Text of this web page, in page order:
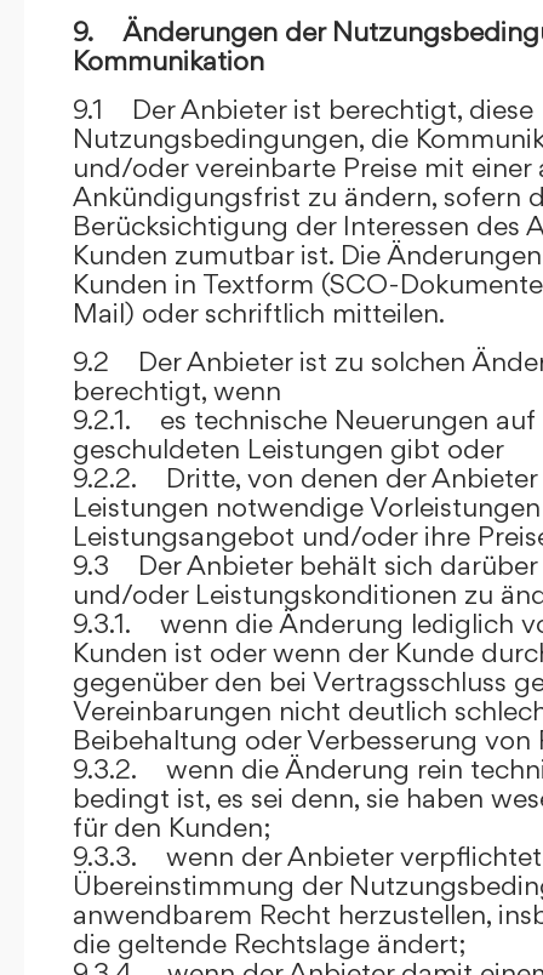
9. Änderungen der
Kommunikation
9.1 Der Anbieter ist berechtigt, diese
Nutzungsbedingungen, die
und/oder vereinbarte Preise mit einer
Ankündigungsfrist zu ändern, sofern
Berücksichtigung der Interessen des
Kunden zumutbar ist. Die
Kunden in Textform (SCO-
Mail) oder schriftlich mitteilen.
9.2 Der Anbieter ist zu solchen
berechtigt, wenn
9.2.1. es technische Neuerungen
geschuldeten Leistungen gibt oder
9.2.2. Dritte, von denen der Anbieter
Leistungen notwendige
Leistungsangebot und/oder ihre
9.3 Der Anbieter behält sich darüber
und/oder Leistungskonditionen zu
9.3.1. wenn die Änderung lediglich
Kunden ist oder wenn der Kunde
gegenüber den bei Vertragsschluss
Vereinbarungen nicht deutlich
Beibehaltung oder Verbesserung
9.3.2. wenn die Änderung rein
bedingt ist, es sei denn, sie haben
für den Kunden;
9.3.3. wenn der Anbieter verpflichtet
Übereinstimmung der
anwendbarem Recht herzustellen,
die geltende Rechtslage ändert;